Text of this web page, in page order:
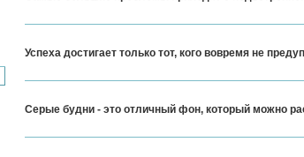
Успеха достигает только тот, кого вовремя не
Серые будни - это отличный фон, который можно